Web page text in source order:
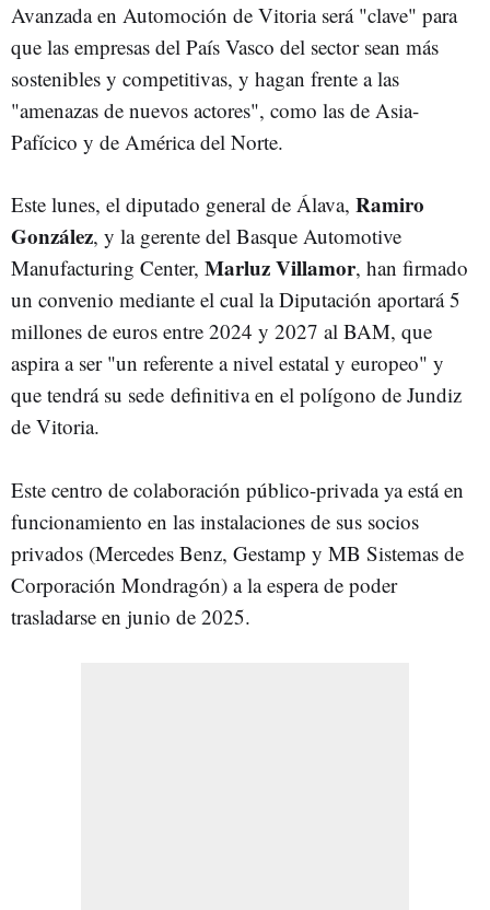
Avanzada en Automoción de Vitoria será "clave" para
que las empresas del País Vasco del sector sean más
sostenibles y competitivas, y hagan frente a las
"amenazas de nuevos actores", como las de Asia-
Pafícico y de América del Norte.
Este lunes, el diputado general de Álava, Ramiro
González, y la gerente del Basque Automotive
Manufacturing Center, Marluz Villamor, han firmado
un convenio mediante el cual la Diputación aportará 5
millones de euros entre 2024 y 2027 al BAM, que
aspira a ser "un referente a nivel estatal y europeo" y
que tendrá su sede definitiva en el polígono de Jundiz
de Vitoria.
Este centro de colaboración público-privada ya está en
funcionamiento en las instalaciones de sus socios
privados (Mercedes Benz, Gestamp y MB Sistemas de
Corporación Mondragón) a la espera de poder
trasladarse en junio de 2025.